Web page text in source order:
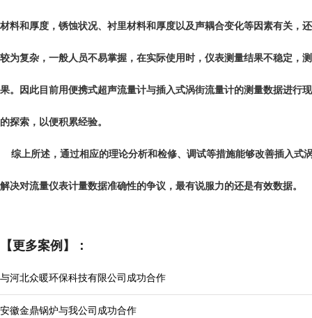
材料和厚度，锈蚀状况、衬里材料和厚度以及声耦合变化等因素有关，
较为复杂，一般人员不易掌握，在实际使用时，仪表测量结果不稳定，
果。因此目前用便携式超声流量计与插入式涡街流量计的测量数据进行
的探索，以便积累经验。
综上所述，通过相应的理论分析和检修、调试等措施能够改善插入式
解决对流量仪表计量数据准确性的争议，最有说服力的还是有效数据。
【更多案例】：
与河北众暖环保科技有限公司成功合作
安徽金鼎锅炉与我公司成功合作